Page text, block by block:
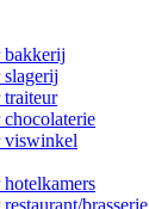
viswinkel
brasserie